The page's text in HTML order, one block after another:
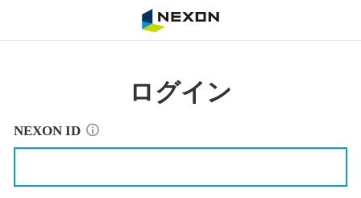
ログイン
NEXON ID